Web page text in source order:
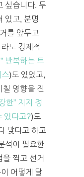
싶습니다. 두
있고, 분명
를 앞두고
도 경제적
반복하는 트
스)도 있었고,
칠 영향을 진
한” 지지 정
있다고?)도
맞다고 하고
석이 필요한
찍고 선거
어떻게 달